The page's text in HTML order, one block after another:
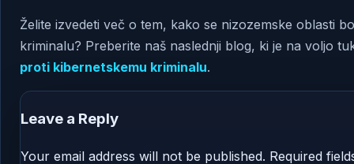
Želite izvedeti več o tem, kako se nizozemske oblasti
kriminalu? Preberite naš naslednji blog, ki je na voljo
proti kibernetskemu kriminalu.
Leave a Reply
Your email address will not be published. Required